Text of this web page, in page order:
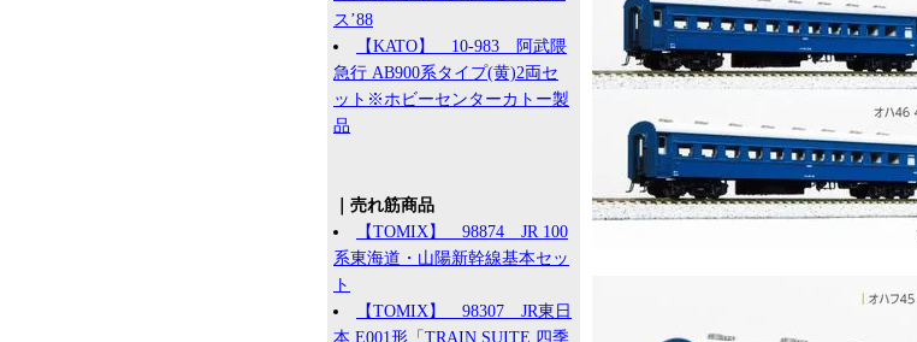
ス’88
【KATO】 10-983 阿武隈
急行 AB900系タイプ(黄)2両セ
ット※ホビーセンターカトー製
品
｜売れ筋商品
【TOMIX】 98874 JR 100
系東海道・山陽新幹線基本セッ
ト
【TOMIX】 98307 JR東日
本 E001形「TRAIN SUITE 四季